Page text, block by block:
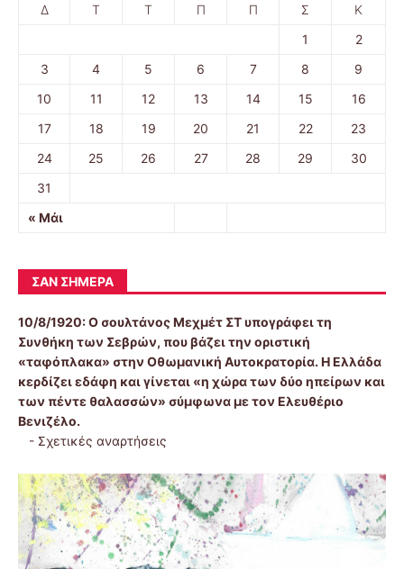
Δ Τ Τ Π Π Σ Κ
« Μάι
1
2
3
4 5 6 7 8
9
10
11 12 13 14 15
16
17
18 19 20 21 22
23
24
25 26 27 28 29
30
31
ΣΑΝ ΣΉΜΕΡΑ
10/8/1920:Ο σουλτάνος Μεχμέτ ΣΤ υπογράφει τη
Συνθήκη των Σεβρών, που βάζει την οριστική
«ταφόπλακα» στην Οθωμανική Αυτοκρατορία. Η Ελλάδα
κερδίζει εδάφη και γίνεται «η χώρα των δύο ηπείρων και
των πέντε θαλασσών» σύμφωνα με τον Ελευθέριο
Βενιζέλο.
- Σχετικές αναρτήσεις